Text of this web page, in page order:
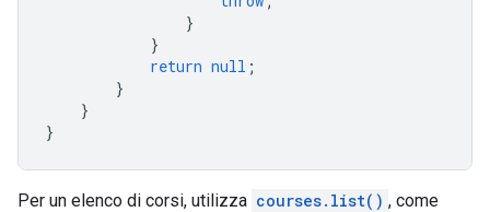
}
}
return null ;
}
}
}
Per un elenco di corsi, utilizza courses.list() , come